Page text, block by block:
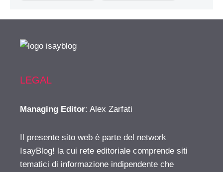
LEGAL
Managing Editor: Alex Zarfati
Il presente sito web è parte del network
IsayBlog! la cui rete editoriale comprende siti
tematici di informazione indipendente che